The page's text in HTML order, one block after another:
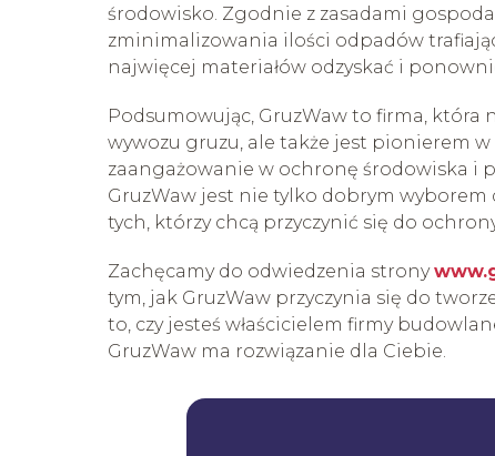
środowisko. Zgodnie z zasadami
zminimalizowania ilości odpadów
najwięcej materiałów odzyskać i
Podsumowując, GruzWaw to firma, która
wywozu gruzu, ale także jest pionierem
zaangażowanie w ochronę środowiska i
GruzWaw jest nie tylko dobrym wyborem
tych, którzy chcą przyczynić się do
Zachęcamy do odwiedzenia strony
tym, jak GruzWaw przyczynia się do
to, czy jesteś właścicielem firmy
GruzWaw ma rozwiązanie dla Ciebie.